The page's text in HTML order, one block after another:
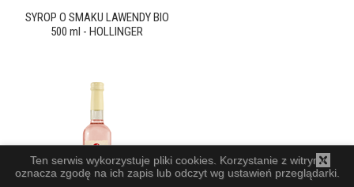
SYROP O SMAKU LAWENDY BIO
500 ml - HOLLINGER
Ten serwis wykorzystuje pliki cookies. Korzystanie z witryny
oznacza zgodę na ich zapis lub odczyt wg ustawień przeglądarki.